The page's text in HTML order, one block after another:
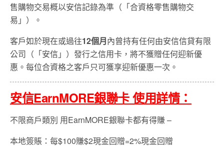
售購物交易概以安信記錄為準（「合資格零售購物交
易」）。
客戶如於現在或過往12個月內曾持有任何由安信信貸有限
公司（「安信」）發行之信用卡，將不獲贈任何迎新優
惠。每位合資格之客戶只可獲享迎新優惠一次。
安信EarnMORE銀聯卡 使用詳情：
不限商戶類別 用EarnMORE銀聯卡都有得賺 –
本地簽賬：每$100賺$2現金回贈=2%現金回贈